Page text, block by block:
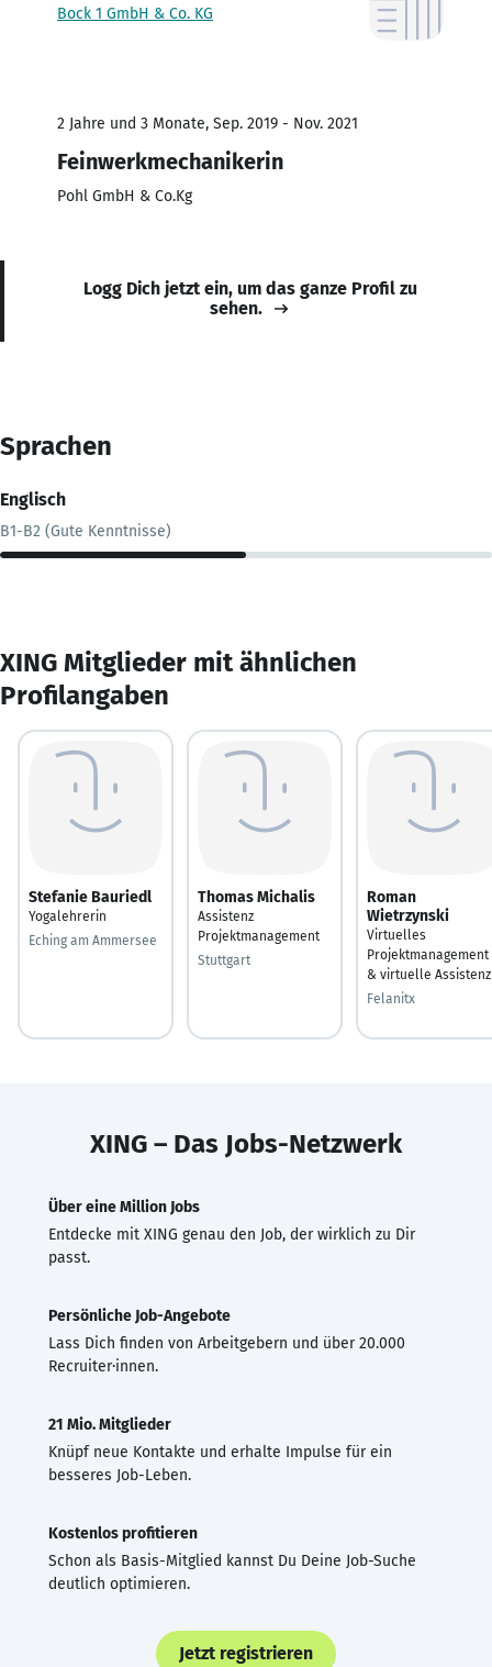
Bock 1 GmbH & Co. KG
2 Jahre und 3 Monate, Sep. 2019 - Nov. 2021
Feinwerkmechanikerin
Pohl GmbH & Co.Kg
Logg Dich jetzt ein, um das ganze Profil zu
sehen.
Sprachen
Englisch
B1-B2 (Gute Kenntnisse)
XING Mitglieder mit ähnlichen
Profilangaben
Stefanie Bauriedl
Yogalehrerin
Eching am Ammersee
Thomas Michalis
Assistenz
Projektmanagement
Stuttgart
Roman
Wietrzynski
Virtuelles
Projektmanagement
& virtuelle Assistenz
Felanitx
XING – Das Jobs-Netzwerk
Über eine Million Jobs
Entdecke mit XING genau den Job, der wirklich zu Dir
passt.
Persönliche Job-Angebote
Lass Dich finden von Arbeitgebern und über 20.000
Recruiter·innen.
21 Mio. Mitglieder
Knüpf neue Kontakte und erhalte Impulse für ein
besseres Job-Leben.
Kostenlos profitieren
Schon als Basis-Mitglied kannst Du Deine Job-Suche
deutlich optimieren.
Jetzt registrieren